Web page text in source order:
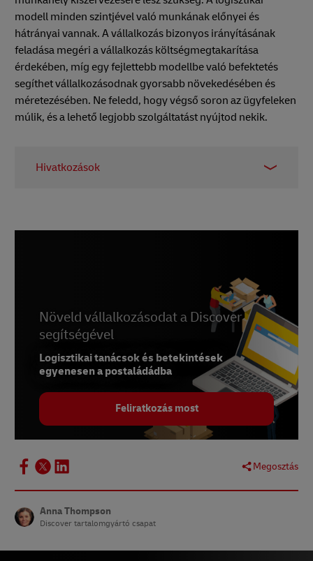
modell minden szintjével való munkának előnyei és
hátrányai vannak. A vállalkozás bizonyos irányításának
feladása megéri a vállalkozás költségmegtakarítása
érdekében, míg egy fejlettebb modellbe való befektetés
segíthet vállalkozásodnak gyorsabb növekedésében és
méretezésében. Ne feledd, hogy végső soron az ügyfeleken
múlik, és a lehető legjobb szolgáltatást nyújtod nekik.
Hivatkozások
Növeld vállalkozásodat a Discover
segítségével
Logisztikai tanácsok és betekintések
egyenesen a postaládádba
Feliratkozás most
Megosztás
Anna Thompson
Discover tartalomgyártó csapat